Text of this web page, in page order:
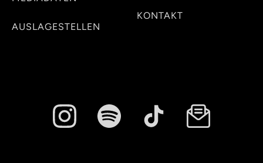
AUSLAGESTELLEN
KONTAKT